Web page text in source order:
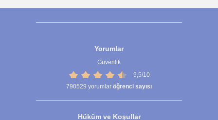
Yorumlar
Güvenlik
9,5/10
790529 yorumlar öğrenci sayısı
Hüküm ve Koşullar